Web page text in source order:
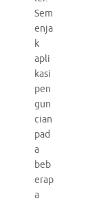
Sem
enja
k
apli
kasi
pen
gun
cian
pad
a
beb
erap
a